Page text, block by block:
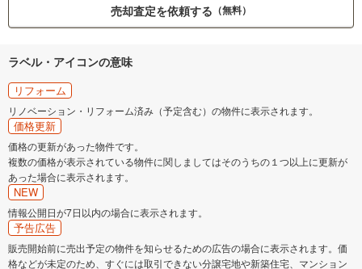
売却査定を依頼する （無料）
ラベル・アイコンの意味
リフォーム
リノベーション・リフォーム済み（予定含む）の物件に表示されます。
価格更新
価格の更新があった物件です。
複数の価格が表示されている物件に関しましてはそのうちの１つ以上に更新が
あった場合に表示されます。
NEW
情報公開日が7日以内の場合に表示されます。
予告広告
販売開始前に売出予定の物件を知らせるための広告の場合に表示されます。価
格などが未定のため、すぐには取引できない分譲宅地や新築住宅、マンション